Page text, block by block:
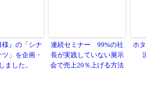
様』の「シナ
」を企画・
ました。
連続セミナー 99%の社
長が実践していない展示
会で売上20％上げる方法
ホ